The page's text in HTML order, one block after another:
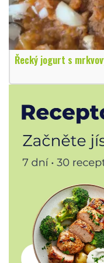
Řecký jogurt s